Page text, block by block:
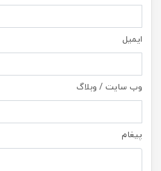
ایمیل
وب سایت / وبلاگ
پیغام